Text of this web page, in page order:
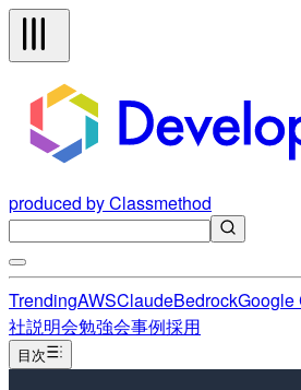
produced by Classmethod
TrendingAWSClaudeBedrockGoogle
社説明会勉強会事例採用
目次